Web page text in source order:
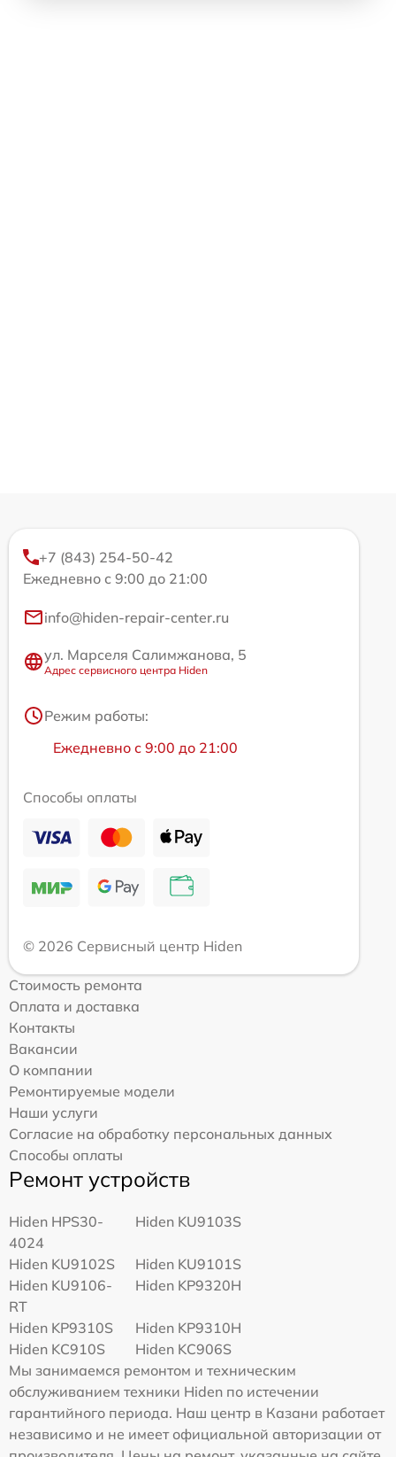
+7 (843) 254-50-42
Ежедневно с 9:00 до 21:00
info@hiden-repair-center.ru
ул. Марселя Салимжанова, 5
Адрес сервисного центра Hiden
Режим работы:
Ежедневно с 9:00 до 21:00
Способы оплаты
© 2026 Сервисный центр Hiden
Стоимость ремонта
Оплата и доставка
Контакты
Вакансии
О компании
Ремонтируемые модели
Наши услуги
Согласие на обработку персональных данных
Способы оплаты
Ремонт устройств
Hiden HPS30-
4024
Hiden KU9103S
Hiden KU9102S
Hiden KU9101S
Hiden KU9106-
RT
Hiden KP9320H
Hiden KP9310S
Hiden KP9310H
Hiden KC910S
Hiden KC906S
Мы занимаемся ремонтом и техническим
обслуживанием техники Hiden по истечении
гарантийного периода. Наш центр в Казани работает
независимо и не имеет официальной авторизации от